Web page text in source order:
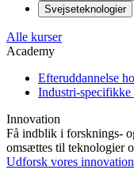
Svejseteknologier
Alle kurser
Academy
Efteruddannelse
Industri-specifikke
Innovation
Få indblik i forsknings-
omsættes til teknologier
Udforsk vores